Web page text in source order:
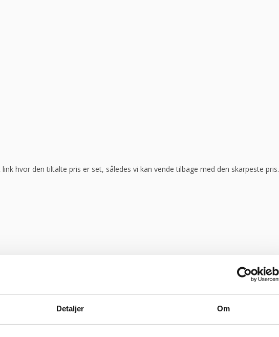
Detaljer Om
hvor den tiltalte pris er set, således vi kan vende tilbage med den skarpeste pris.